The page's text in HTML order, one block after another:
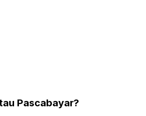
Pascabayar?